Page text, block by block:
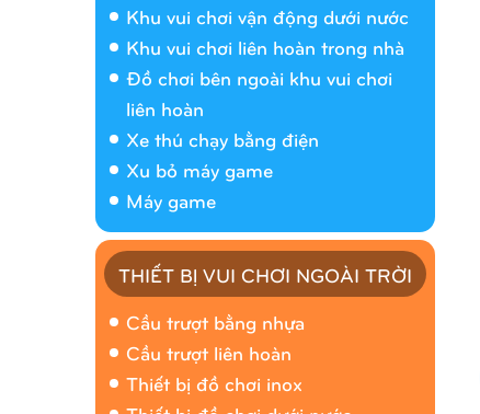
Khu vui chơi vận động dưới nước
Khu vui chơi liên hoàn trong nhà
Đồ chơi bên ngoài khu vui chơi
liên hoàn
Xe thú chạy bằng điện
Xu bỏ máy game
Máy game
THIẾT BỊ VUI CHƠI NGOÀI TRỜI
Cầu trượt bằng nhựa
Cầu trượt liên hoàn
Thiết bị đồ chơi inox